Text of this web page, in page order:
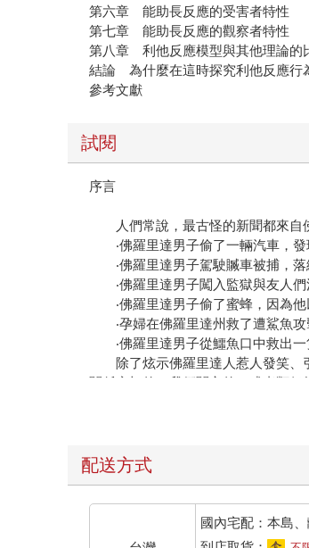
第六章 能助長反應的受害者特性
第七章 能助長反應的觀察者特性
第八章 利他反應模型與其他理論的
結論 為什麼在這時探究利他反應行
參考文獻
試閱
序言
人們常說，最古怪的新聞都來自佛
‧佛羅里達男子偷了一輛汽車，發
‧佛羅里達男子駕駛贓車被捕，落
‧佛羅里達男子闖入監獄與友人們
‧佛羅里達男子偷了蜜蜂，因為他
‧孕婦在佛羅里達州救了遭鯊魚攻
‧佛羅里達男子從鱷魚口中救出一
除了炫示佛羅里達人惹人發笑、引
關係密切的、我們關心的，或者類似
這種營救本能經常出現在人類英勇
全地點；紐約市的韋斯利．奧特里
屋，結果不幸喪生，或許是為了援救
在於跨物種的情況？這種衝動與同
若我們這般不顧一切地受驅策去拯
我寫這本書的宗旨是為了描述一種
配送方式
國內宅配：本島